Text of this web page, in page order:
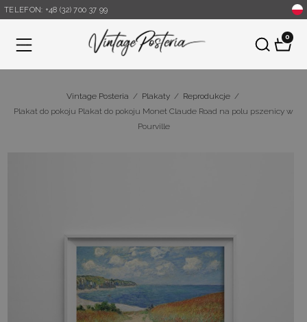
TELEFON: +48 (32) 700 37 99
Menu
0
Vintage Posteria / Plakaty / Reprodukcje /
Plakat do pokoju Plakat do pokoju Monet Claude Road na polu pszenicy w
Pourville